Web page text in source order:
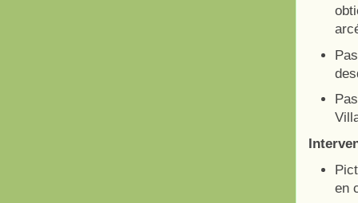
en